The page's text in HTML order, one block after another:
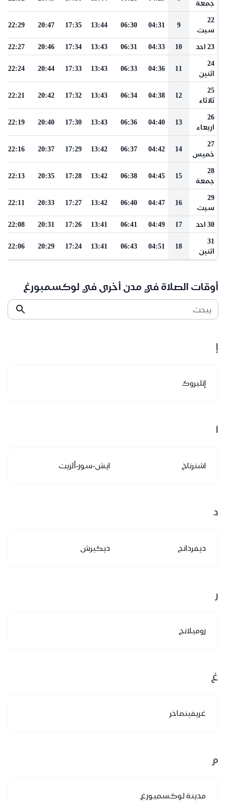
جمعة
22
سبت
9
04:31
06:30
13:44
17:35
20:47
22:29
23 احد 10
04:33
06:31
13:43
17:34
20:46
22:27
24
اثنين
11
04:36
06:33
13:43
17:33
20:44
22:24
25
ثلاثاء
12
04:38
06:34
13:43
17:32
20:42
22:21
26
اربعاء
13
04:40
06:36
13:43
17:30
20:40
22:19
27
خميس
14
04:42
06:37
13:42
17:29
20:37
22:16
28
جمعة
15
04:45
06:38
13:42
17:28
20:35
22:13
29
سبت
16
04:47
06:40
13:42
17:27
20:33
22:11
30 احد 17
04:49
06:41
13:41
17:26
20:31
22:08
31
اثنين
18
04:51
06:43
13:41
17:24
20:29
22:06
أوقات الصلاة في مدن أخرى في لوكسمبورغ
يبحث
إ
إتلبروك
ا
اشترناخ ايش-سور-ألزيت
د
ديفردانج ديكيرش
ر
روميلانج
غ
غريفينماخر
م
مدينة لوكسمبورغ